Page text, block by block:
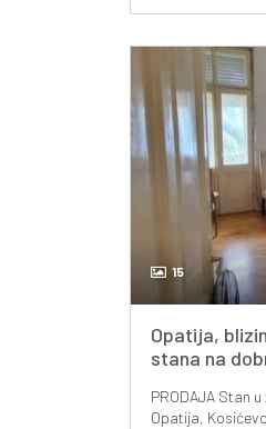
15
Opatija,
stana na
PRODAJAStan u
Opatija, Kosićevo